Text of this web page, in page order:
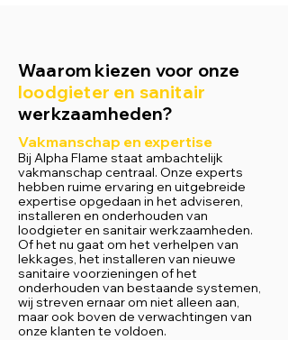
Waarom kiezen voor onze
loodgieter en sanitair
werkzaamheden?
Vakmanschap en expertise
Bij Alpha Flame staat ambachtelijk
vakmanschap centraal. Onze experts
hebben ruime ervaring en uitgebreide
expertise opgedaan in het adviseren,
installeren en onderhouden van
loodgieter en sanitair werkzaamheden.
Of het nu gaat om het verhelpen van
lekkages, het installeren van nieuwe
sanitaire voorzieningen of het
onderhouden van bestaande systemen,
wij streven ernaar om niet alleen aan,
maar ook boven de verwachtingen van
onze klanten te voldoen.